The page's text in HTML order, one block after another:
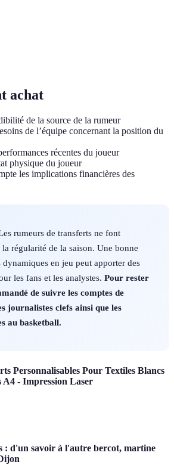
achat
de la source de la rumeur
de l’équipe concernant la position du
récentes du joueur
physique du joueur
les implications financières des
rumeurs de transferts ne font
la régularité de la saison. Une bonne
en jeu peut apporter des
les fans et les analystes. Pour rester
de suivre les comptes de
journalistes clefs ainsi que les
au basketball.
Personnalisables Pour Textiles Blancs
A4 - Impression Laser
: d'un savoir à l'autre bercot, martine